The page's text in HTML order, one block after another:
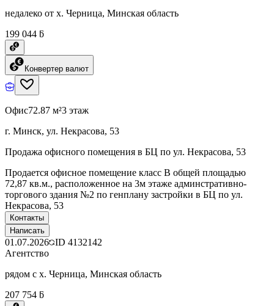
недалеко от х. Черница, Минская область
199 044 ƃ
Конвертер валют
Офис72.87 м²3 этаж
г. Минск, ул. Некрасова, 53
Продажа офисного помещения в БЦ по ул. Некрасова, 53
Продается офисное помещение класс В общей площадью
72,87 кв.м., расположенное на 3м этаже админстративно-
торгового здания №2 по генплану застройки в БЦ по ул.
Некрасова, 53
Контакты
Написать
01.07.2026 ID 4132142
Агентство
рядом с х. Черница, Минская область
207 754 ƃ